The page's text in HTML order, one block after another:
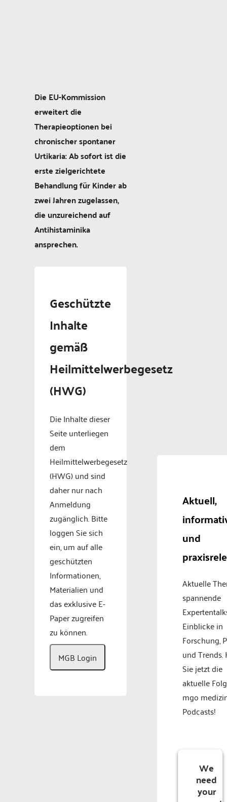
Die EU-Kommission
erweitert die
Therapieoptionen bei
chronischer spontaner
Urtikaria: Ab sofort ist die
erste zielgerichtete
Behandlung für Kinder ab
zwei Jahren zugelassen,
die unzureichend auf
Antihistaminika
ansprechen.
Geschützte
Inhalte
gemäß
Heilmittelwerbegesetz
(HWG)
Die Inhalte dieser
Seite unterliegen
dem
Heilmittelwerbegesetz
(HWG) und sind
daher nur nach
Anmeldung
zugänglich. Bitte
loggen Sie sich
ein, um auf alle
geschützten
Informationen,
Materialien und
das exklusive E-
Paper zugreifen
zu können.
MGB Login
Aktuell,
und
Aktuelle
spannende
Einblicke in
Forschung,
und Trends.
Sie jetzt die
aktuelle
mgo
Podcasts!
We
need
your